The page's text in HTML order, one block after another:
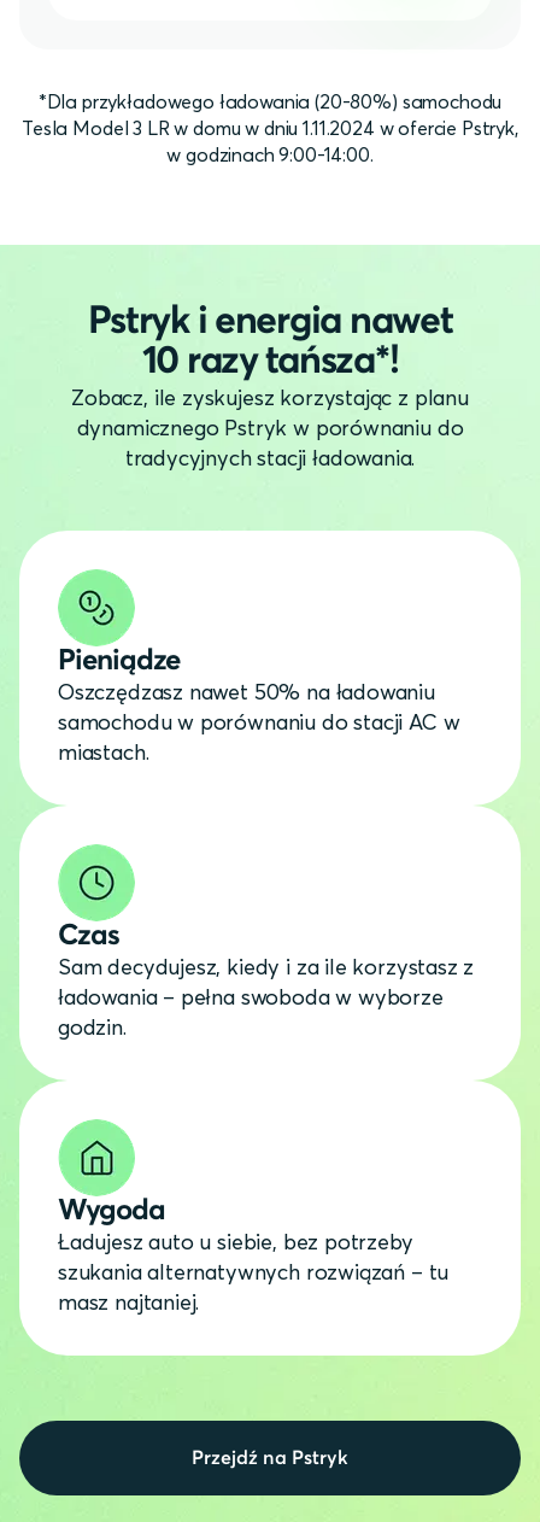
*Dla przykładowego ładowania (20-80%) samochodu
Tesla Model 3 LR w domu w dniu 1.11.2024 w ofercie Pstryk,
w godzinach 9:00-14:00.
Pstryk i energia nawet
10 razy tańsza*!
Zobacz, ile zyskujesz korzystając z planu
dynamicznego Pstryk w porównaniu do
tradycyjnych stacji ładowania.
Pieniądze
Oszczędzasz nawet 50% na ładowaniu
samochodu w porównaniu do stacji AC w
miastach.
Czas
Sam decydujesz, kiedy i za ile korzystasz z
ładowania – pełna swoboda w wyborze
godzin.
Wygoda
Ładujesz auto u siebie, bez potrzeby
szukania alternatywnych rozwiązań – tu
masz najtaniej.
Przejdź na Pstryk